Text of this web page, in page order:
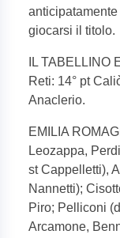
giocarsi il titolo.
IL TABELLINO
Reti: 14° pt
Anaclerio.
EMILIA
Leozappa,
st Cappelletti),
Nannetti);
Piro; Pelliconi
Arcamone,